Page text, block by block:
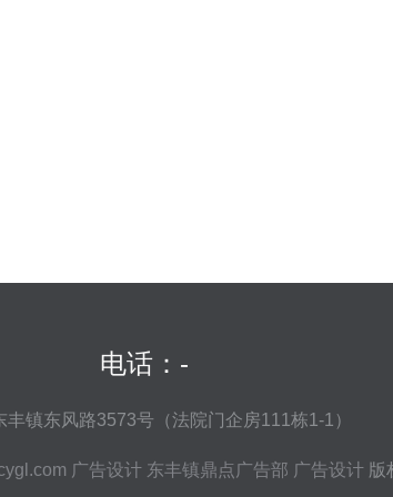
电话：-
丰镇东风路3573号（法院门企房111栋1-1）
广告设计 东丰镇鼎点广告部 广告设计 版